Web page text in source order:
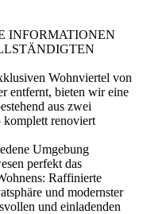
INFORMATIONEN
Wohnviertel von
entfernt, bieten wir eine
aus zwei
renoviert
Umgebung
perfekt das
Raffinierte
und modernster
und einladenden